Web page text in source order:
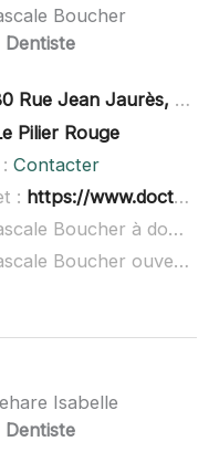
Boucher
Dentiste
Rue Jean Jaurès, 29200 Brest
Pilier Rouge
Contacter
: https://www.doctolib.fr/dentiste/brest/pascale-boucher
Docteur Pascale Boucher à domicile :
Docteur Pascale Boucher ouvert dimanche :
Isabelle
Dentiste